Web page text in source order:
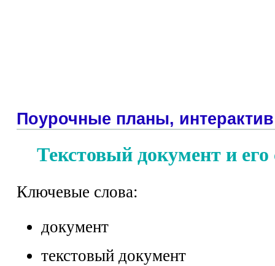
Поурочные планы, интерактив
Текстовый документ и его
Ключевые слова:
документ
текстовый документ